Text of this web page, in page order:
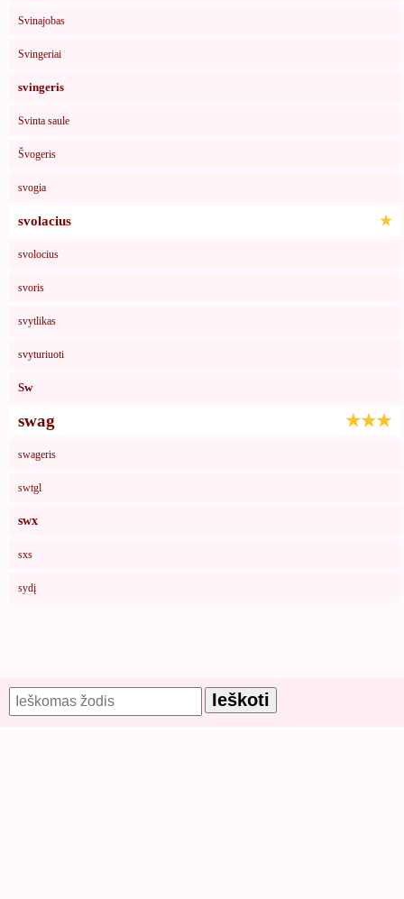
Svinajobas
Svingeriai
svingeris
Svinta saule
Švogeris
svogia
svolacius ★
svolocius
svoris
svytlikas
svyturiuoti
Sw
swag ★★★
swageris
swtgl
swx
sxs
sydį